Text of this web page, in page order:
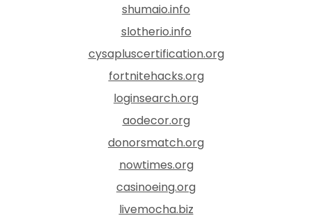
shumaio.info
slotherio.info
cysapluscertification.org
fortnitehacks.org
loginsearch.org
aodecor.org
donorsmatch.org
nowtimes.org
casinoeing.org
livemocha.biz